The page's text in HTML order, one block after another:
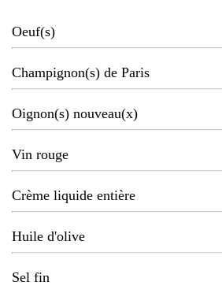
Oeuf(s)
Champignon(s) de Paris
Oignon(s) nouveau(x)
Vin rouge
Crème liquide entière
Huile d'olive
Sel fin